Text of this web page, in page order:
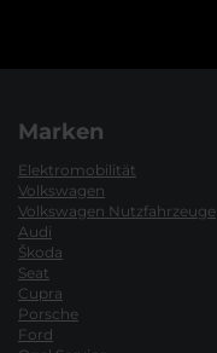
Marken
Elektromobilität
Volkswagen
Volkswagen Nutzfahrzeuge
Audi
Škoda
Seat
Cupra
Porsche
Ford